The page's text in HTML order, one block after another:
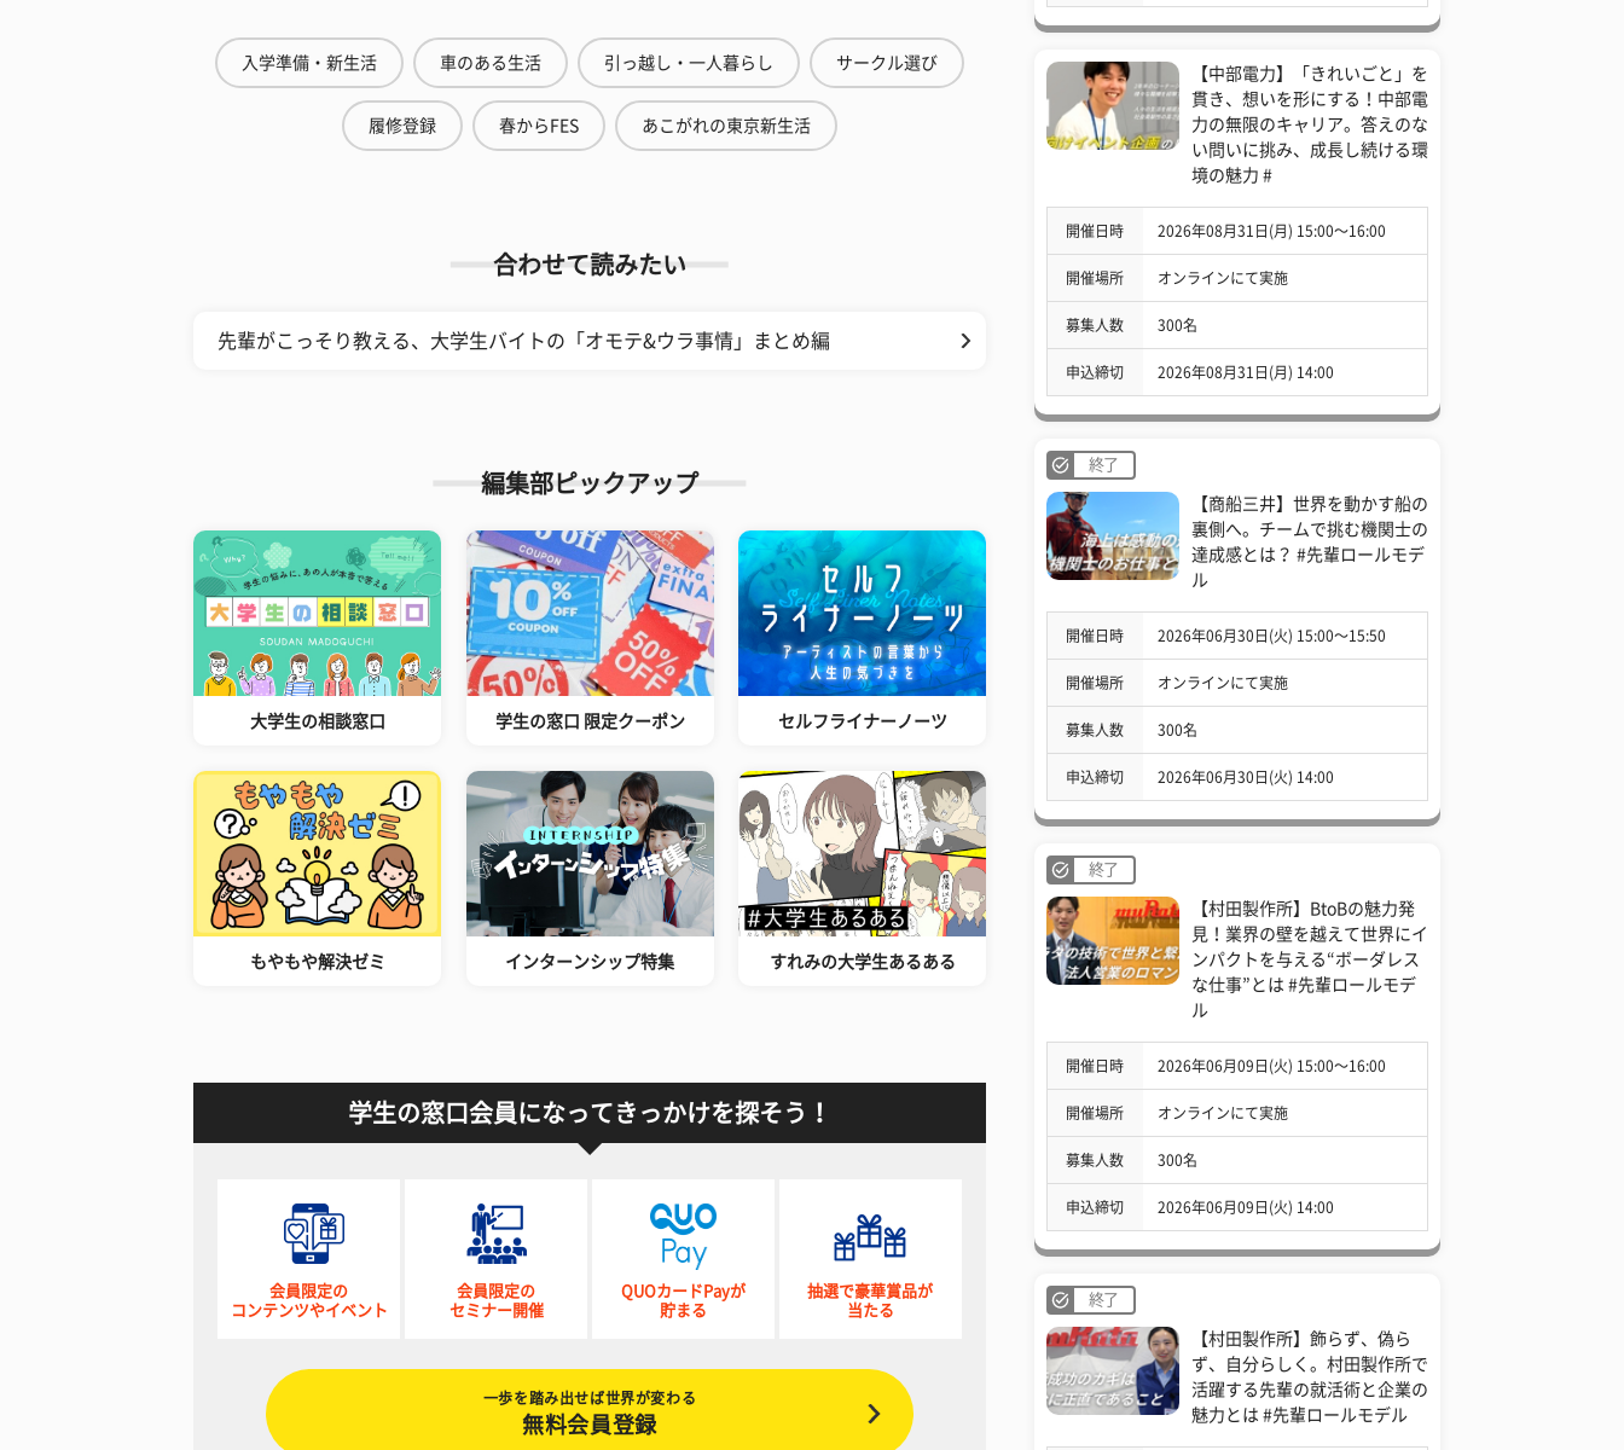
入学準備・新生活 車のある生活 引っ越し・一人暮らし サークル選び
履修登録 春からFES あこがれの東京新生活
合わせて読みたい
先輩がこっそり教える、大学生バイトの「オモテ&ウラ事情」まとめ編
編集部ピックアップ
大学生の相談窓口 学生の窓口 限定クーポン セルフライナーノーツ
もやもや解決ゼミ インターンシップ特集 すれみの大学生あるある
学生の窓口会員になってきっかけを探そう！
会員限定の
コンテンツやイベント
会員限定の
セミナー開催
QUOカードPayが
貯まる
抽選で豪華賞品が
当たる
一歩を踏み出せば世界が変わる
無料会員登録
【中部電力】「きれいごと」を
貫き、想いを形にする！中部電
力の無限のキャリア。答えのな
い問いに挑み、成長し続ける環
境の魅力 #
開催日時 2026年08月31日(月) 15:00〜16:00
開催場所 オンラインにて実施
募集人数 300名
申込締切 2026年08月31日(月) 14:00
終了
【商船三井】世界を動かす船の
裏側へ。チームで挑む機関士の
達成感とは？ #先輩ロールモデ
ル
開催日時 2026年06月30日(火) 15:00〜15:50
開催場所 オンラインにて実施
募集人数 300名
申込締切 2026年06月30日(火) 14:00
終了
【村田製作所】BtoBの魅力発
見！業界の壁を越えて世界にイ
ンパクトを与える“ボーダレス
な仕事”とは #先輩ロールモデ
ル
開催日時 2026年06月09日(火) 15:00〜16:00
開催場所 オンラインにて実施
募集人数 300名
申込締切 2026年06月09日(火) 14:00
終了
【村田製作所】飾らず、偽ら
ず、自分らしく。村田製作所で
活躍する先輩の就活術と企業の
魅力とは #先輩ロールモデル